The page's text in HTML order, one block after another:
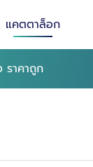
แคตตาล็อก
ราคาถูก